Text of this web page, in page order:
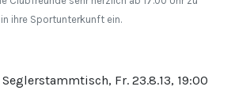
ihre Sportunterkunft ein.
Fr. 23.8.13, 19:00